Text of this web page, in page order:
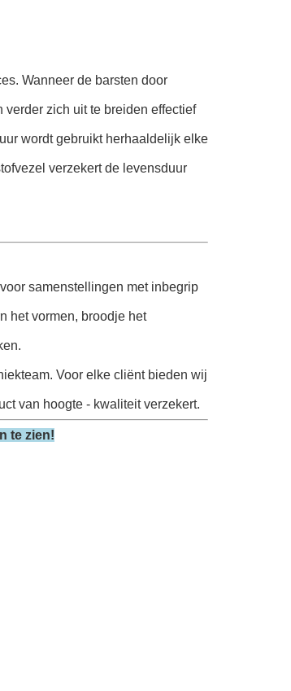
Wanneer de barsten door
zich uit te breiden effectief
wordt gebruikt herhaaldelijk elke
verzekert de levensduur
samenstellingen met inbegrip
het vormen, broodje het
Voor elke cliënt bieden wij
van hoogte - kwaliteit verzekert.
te zien!